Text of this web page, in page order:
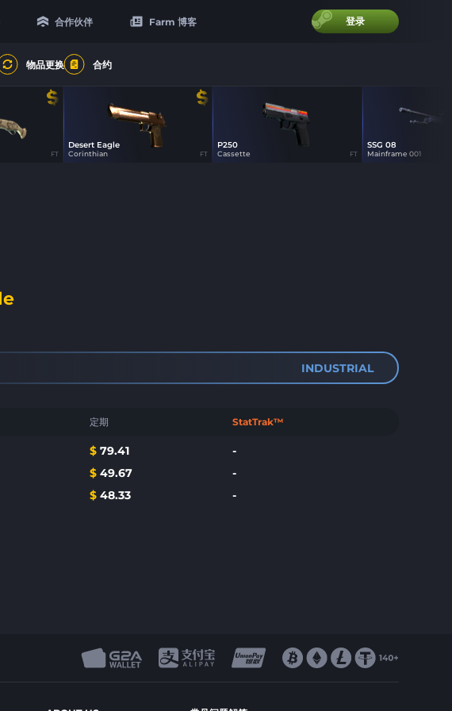
合作伙伴 Farm 博客 登录
物品更换 合约
FT
Desert Eagle
Corinthian FT
P250
Cassette FT
SSG 08
Mainframe 001
INDUSTRIAL
定期 StatTrak™
$ 79.41
-
$ 49.67
-
$ 48.33 -